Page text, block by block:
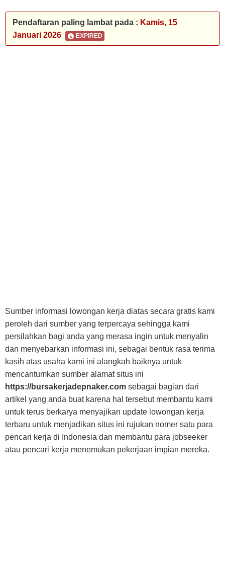
Pendaftaran paling lambat pada : Kamis, 15
Januari 2026
EXPIRED
Sumber informasi lowongan kerja diatas secara gratis kami
peroleh dari sumber yang terpercaya sehingga kami
persilahkan bagi anda yang merasa ingin untuk menyalin
dan menyebarkan informasi ini, sebagai bentuk rasa terima
kasih atas usaha kami ini alangkah baiknya untuk
mencantumkan sumber alamat situs ini
https://bursakerjadepnaker.com sebagai bagian dari
artikel yang anda buat karena hal tersebut membantu kami
untuk terus berkarya menyajikan update lowongan kerja
terbaru untuk menjadikan situs ini rujukan nomer satu para
pencari kerja di Indonesia dan membantu para jobseeker
atau pencari kerja menemukan pekerjaan impian mereka.